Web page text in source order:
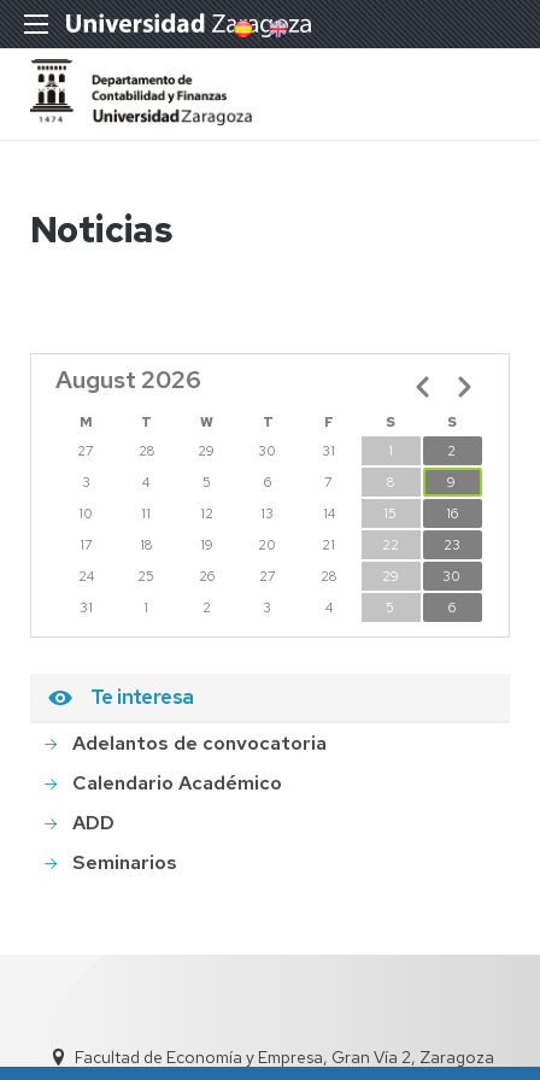
Noticias
August 2026
M T W T F S
S
27
28 29 30 31 1
2
3
4 5 6 7 8
9
10
11 12 13 14 15
16
17
18 19 20 21 22
23
24
25 26 27 28 29
30
31
1 2 3 4 5 6
Pagination
Te interesa
Adelantos de convocatoria
Calendario Académico
ADD
Seminarios
Facultad de Economía y Empresa, Gran Vía 2, Zaragoza